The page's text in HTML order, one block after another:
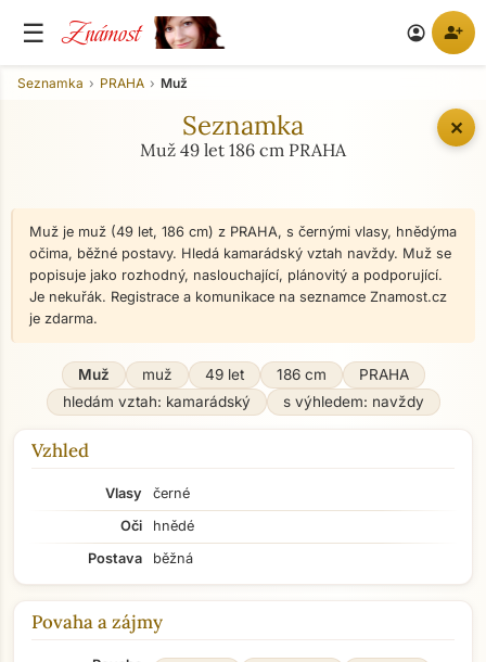
☰ Známost account_circle person_add
✕
Seznamka PRAHA Muž
Seznamka
Muž 49 let 186 cm PRAHA
Muž je muž (49 let, 186 cm) z PRAHA, s černými vlasy, hnědýma
očima, běžné postavy. Hledá kamarádský vztah navždy. Muž se
popisuje jako rozhodný, naslouchající, plánovitý a podporující.
Je nekuřák. Registrace a komunikace na seznamce Znamost.cz
je zdarma.
Muž muž 49 let 186 cm
PRAHA
hledám vztah: kamarádský
s výhledem: navždy
Vzhled
Vlasy
černé
Oči
hnědé
Postava
běžná
Povaha a zájmy